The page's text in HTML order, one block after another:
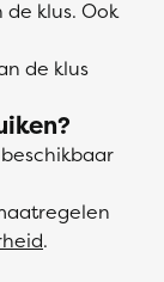
klus. Ook
de klus
.